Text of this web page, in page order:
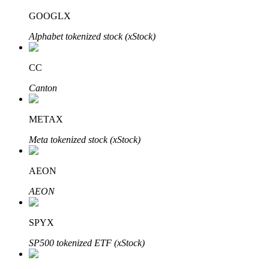
القروض
خدمة الاقتراض المدعومة بالعملات المشفرة
GOOGLX
Alphabet tokenized stock (xStock)
CC
Canton
METAX
Meta tokenized stock (xStock)
AEON
AEON
SPYX
SP500 tokenized ETF (xStock)